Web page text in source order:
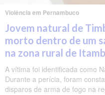
Violência em Pernambuco
Jovem natural de
morto dentro de um
na zona rural de
A vítima foi identificada como
Durante a perícia, foram
disparos de arma de fogo na